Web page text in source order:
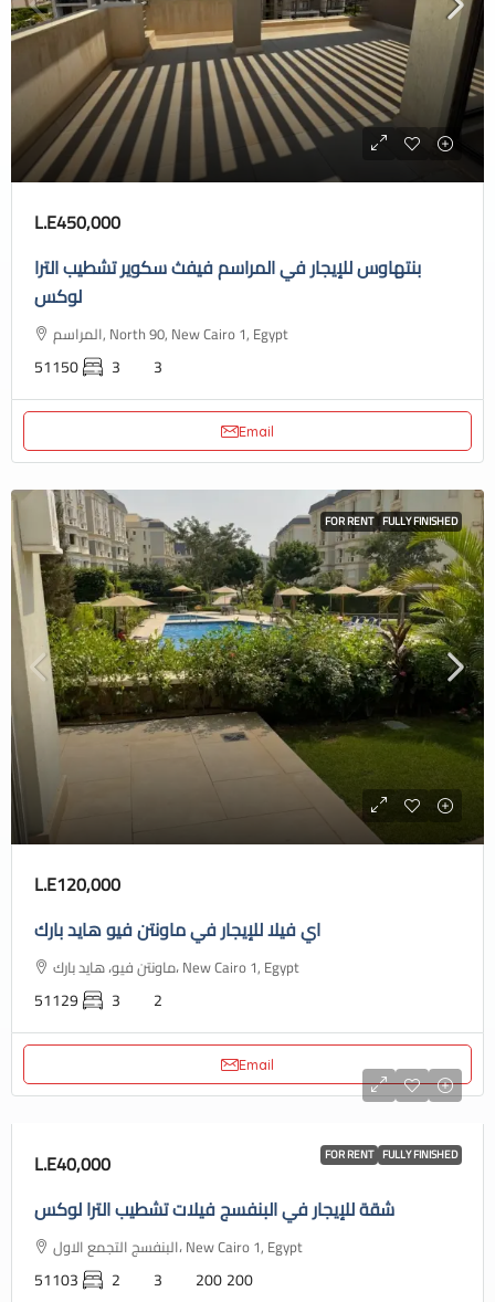
L.E450,000
بنتهاوس للإيجار في المراسم فيفث سكوير تشطيب الترا
لوكس
المراسم, North 90, New Cairo 1, Egypt
51150 3 3
Email
FOR RENT FULLY FINISHED
L.E120,000
اي فيلا للإيجار في ماونتن فيو هايد بارك
ماونتن فيو، هايد بارك، New Cairo 1, Egypt
51129 3 2
Email
FOR RENT FULLY FINISHED
L.E40,000
شقة للإيجار في البنفسج فيلات تشطيب الترا لوكس
البنفسج التجمع الاول، New Cairo 1, Egypt
51103 2 3 200200